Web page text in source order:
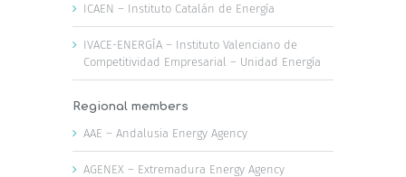
ICAEN – Instituto Catalán de Energía
IVACE-ENERGÍA – Instituto Valenciano de
Competitividad Empresarial – Unidad Energía
Regional members
AAE – Andalusia Energy Agency
AGENEX – Extremadura Energy Agency